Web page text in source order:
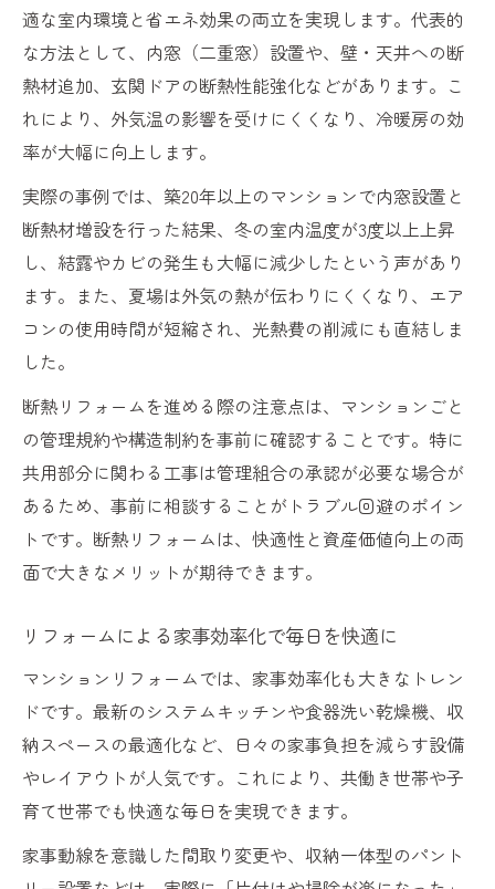
適な室内環境と省エネ効果の両立を実現します。代表的
な方法として、内窓（二重窓）設置や、壁・天井への断
熱材追加、玄関ドアの断熱性能強化などがあります。こ
れにより、外気温の影響を受けにくくなり、冷暖房の効
率が大幅に向上します。
実際の事例では、築20年以上のマンションで内窓設置と
断熱材増設を行った結果、冬の室内温度が3度以上上昇
し、結露やカビの発生も大幅に減少したという声があり
ます。また、夏場は外気の熱が伝わりにくくなり、エア
コンの使用時間が短縮され、光熱費の削減にも直結しま
した。
断熱リフォームを進める際の注意点は、マンションごと
の管理規約や構造制約を事前に確認することです。特に
共用部分に関わる工事は管理組合の承認が必要な場合が
あるため、事前に相談することがトラブル回避のポイン
トです。断熱リフォームは、快適性と資産価値向上の両
面で大きなメリットが期待できます。
リフォームによる家事効率化で毎日を快適に
マンションリフォームでは、家事効率化も大きなトレン
ドです。最新のシステムキッチンや食器洗い乾燥機、収
納スペースの最適化など、日々の家事負担を減らす設備
やレイアウトが人気です。これにより、共働き世帯や子
育て世帯でも快適な毎日を実現できます。
家事動線を意識した間取り変更や、収納一体型のパント